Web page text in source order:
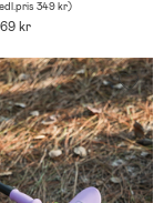
349 kr)
kr